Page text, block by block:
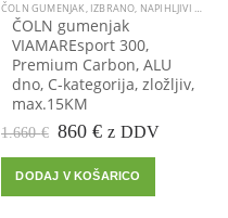
ČOLN GUMENJAK, IZBRANO, NAPIHLJIVI ČOLNI GUMENJAKI
ČOLN gumenjak
VIAMAREsport 300,
Premium Carbon, ALU
dno, C-kategorija, zložljiv,
max.15KM
1.660€ Prvotna
je
860€Trenutna
je:
z DDV
DODAJ V KOŠARICO